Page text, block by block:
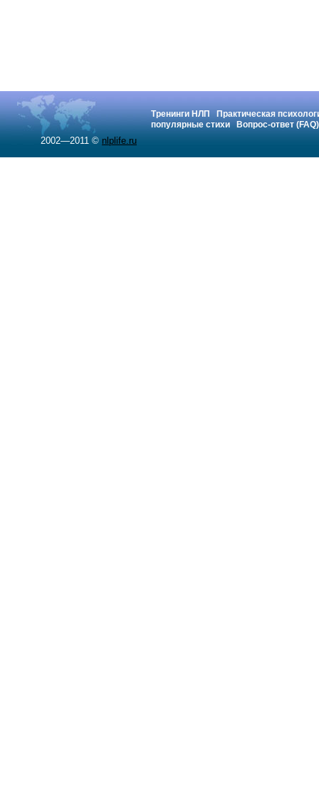
Тренинги НЛП
Практическая
популярные стихи
Вопрос-ответ (FAQ)
2002—2011 © nlplife.ru